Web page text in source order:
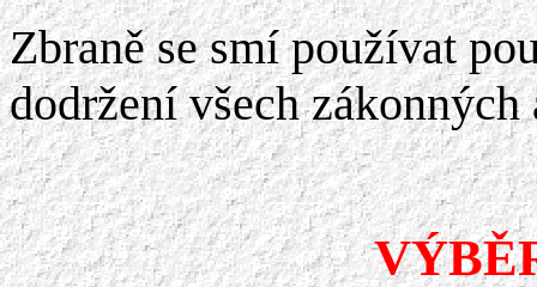
Zbraně se smí používat
dodržení všech